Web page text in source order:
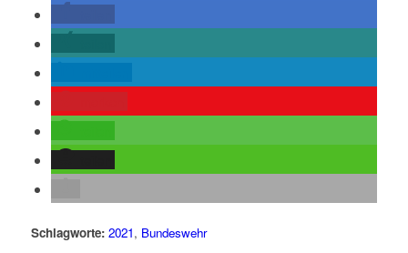
Schlagworte: 2021, Bundeswehr